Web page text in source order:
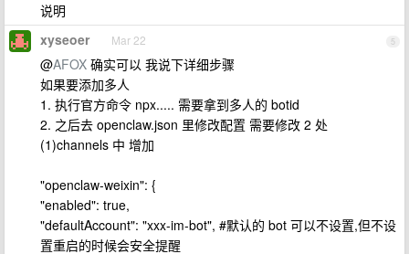
说明
5
xyseoer Mar 22
@AFOX 确实可以 我说下详细步骤
如果要添加多人
1. 执行官方命令 npx..... 需要拿到多人的 botid
2. 之后去 openclaw.json 里修改配置 需要修改 2 处
(1)channels 中 增加
"openclaw-weixin": {
"enabled": true,
"defaultAccount": "xxx-im-bot", #默认的 bot 可以不设置,但不设
置重启的时候会安全提醒